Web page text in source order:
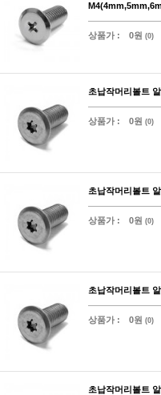
상품가 : 0원 (0)
초납작머리볼트
상품가 : 0원 (0)
초납작머리볼트
상품가 : 0원 (0)
초납작머리볼트
상품가 : 0원 (0)
초납작머리볼트